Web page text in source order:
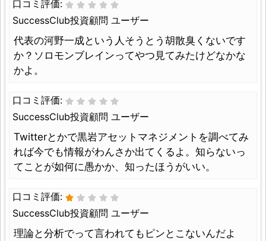
口コミ評価:
SuccessClub投資顧問 ユーザー
代表の河野一成という人そうとう胡散臭くないです
か？ソロモンブレインってやつ見てみたけどなかな
かよ。
口コミ評価:
SuccessClub投資顧問 ユーザー
Twitterとかで黒岩アセットマネジメントを調べてみ
れば今でも情報がわんさか出てくるよ。知らないっ
てことが如何に愚かか、知ったほうがいい。
口コミ評価:
SuccessClub投資顧問 ユーザー
理論と分析でって言われてもピンとこないんだよ